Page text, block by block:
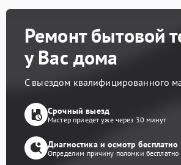
Ремонт бытовой
у Вас дома
С выездом квалифицированного
Срочный выезд
Мастер приедет уже через 30 минут
Диагностика и осмотр бесплатно
Определим причину поломки бесплатно